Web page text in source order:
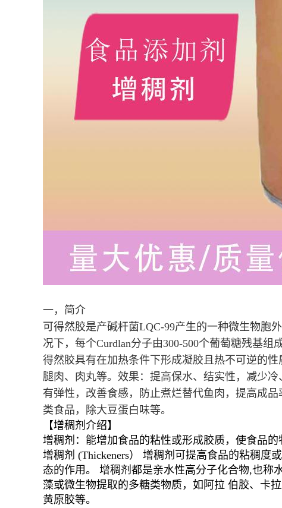
一，简介
可得然胶是产碱杆菌LQC-99产生的一种微生物胞
况下，每个Curdlan分子由300-500个葡萄糖残基组
得然胶具有在加热条件下形成凝胶且热不可逆的性
腿肉、肉丸等。效果：提高保水、结实性，减少
有弹性，改善食感，防止煮烂替代鱼肉，提高成品
类食品，除大豆蛋白味等。
【增稠剂介绍】
增稠剂：能增加食品的粘性或形成胶质，使食品
增稠剂 (Thickeners） 增稠剂可提高食品的粘稠
态的作用。 增稠剂都是亲水性高分子化合物,也称
藻或微生物提取的多糖类物质，如阿拉 伯胶、卡
黄原胶等。